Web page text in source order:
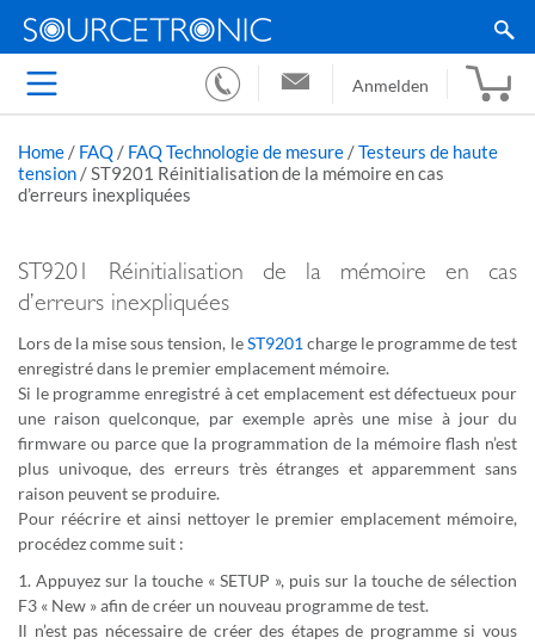
Anmelden
Home / FAQ / FAQ Technologie de mesure /Testeurs de haute
tension / ST9201 Réinitialisation de la mémoire en cas
d’erreurs inexpliquées
ST9201 Réinitialisation de la mémoire en cas
d’erreurs inexpliquées
Lors de la mise sous tension, leST9201 charge le programme de test
enregistré dans le premier emplacement mémoire.
Si le programme enregistré à cet emplacement est défectueux pour
une raison quelconque, par exemple après une mise à jour du
firmware ou parce que la programmation de la mémoire flash n’est
plus univoque, des erreurs très étranges et apparemment sans
raison peuvent se produire.
Pour réécrire et ainsi nettoyer le premier emplacement mémoire,
procédez comme suit :
1. Appuyez sur la touche « SETUP », puis sur la touche de sélection
F3 « New » afin de créer un nouveau programme de test.
Il n’est pas nécessaire de créer des étapes de programme si vous